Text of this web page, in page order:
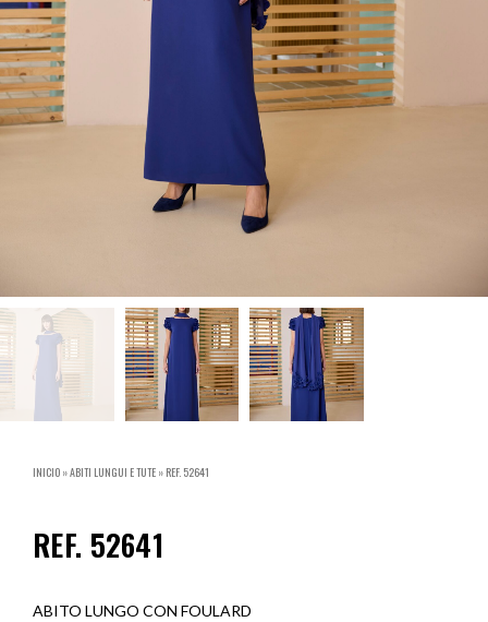
INICIO »ABITI LUNGUI E TUTE » REF. 52641
REF. 52641
ABITO LUNGO CON FOULARD